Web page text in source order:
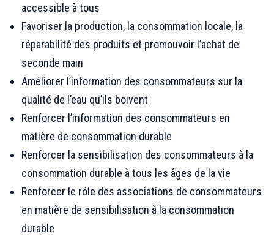
accessible à tous
Favoriser la production, la consommation locale, la
réparabilité des produits et promouvoir l’achat de
seconde main
Améliorer l’information des consommateurs sur la
qualité de l’eau qu’ils boivent
Renforcer l’information des consommateurs en
matière de consommation durable
Renforcer la sensibilisation des consommateurs à la
consommation durable à tous les âges de la vie
Renforcer le rôle des associations de consommateurs
en matière de sensibilisation à la consommation
durable